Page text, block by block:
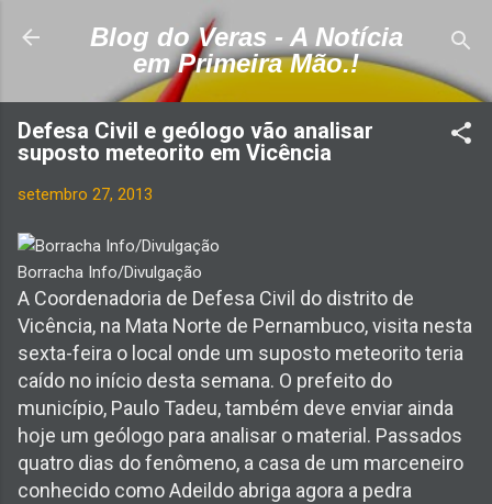
Pular para o conteúdo principal
Blog do Veras - A Notícia
em Primeira Mão.!
Defesa Civil e geólogo vão analisar
suposto meteorito em Vicência
setembro 27, 2013
Borracha Info/Divulgação
A Coordenadoria de Defesa Civil do distrito de
Vicência, na Mata Norte de Pernambuco, visita nesta
sexta-feira o local onde um suposto meteorito teria
caído no início desta semana. O prefeito do
município, Paulo Tadeu, também deve enviar ainda
hoje um geólogo para analisar o material. Passados
quatro dias do fenômeno, a casa de um marceneiro
conhecido como Adeildo abriga agora a pedra